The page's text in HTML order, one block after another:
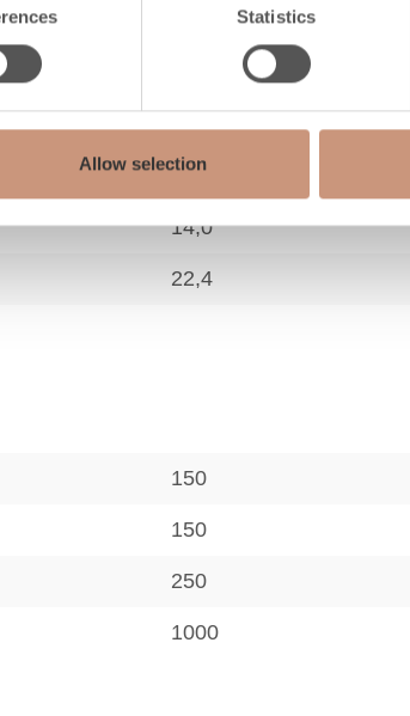
Statistics
Allow selection
8
3,0
14,0
22,4
150
150
250
1000